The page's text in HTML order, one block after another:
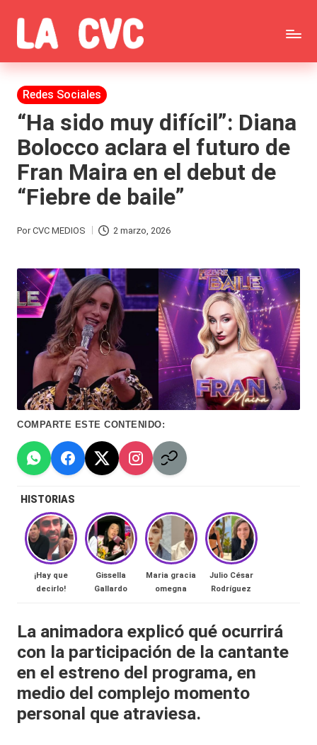
Saltar
al
contenido
C
o
p
u
c
h
a
s
F
ar
á
n
ul
a
C
hi
le
n
a
🔥
e
al
it
y
s,
Todas
las
noticias
de
la
farándula,
Brava,
Gran
Hermano
Tendencias
-
Exclusivas
-
redes
lacvc.com
Publicada
en
Redes Sociales
“Ha sido muy difícil”: Diana
Bolocco aclara el futuro de
Fran Maira en el debut de
“Fiebre de baile”
Publicado
PorCVC MEDIOS 2 marzo, 2026
COMPARTE ESTE CONTENIDO:
HISTORIAS
¡Hay que
decirlo!
Gissella
Gallardo
Maria gracia
omegna
Julio César
Rodríguez
La animadora explicó qué ocurrirá
con la participación de la cantante
en el estreno del programa, en
medio del complejo momento
personal que atraviesa.